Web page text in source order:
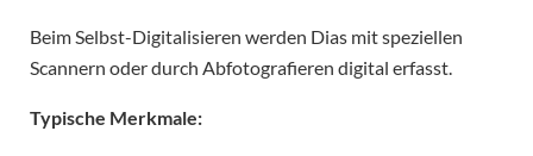
Beim Selbst-Digitalisieren werden Dias mit speziellen
Scannern oder durch Abfotografieren digital erfasst.
Typische Merkmale: